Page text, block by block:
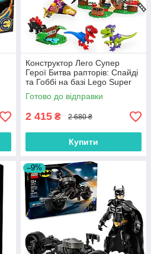
Конструктор Лего Супер
Герої Битва рапторів: Спайді
та Гоббі на базі Lego Super
Heroes 11200
Готово до відправки
2 415 ₴ 2 680 ₴
Купити
–9%